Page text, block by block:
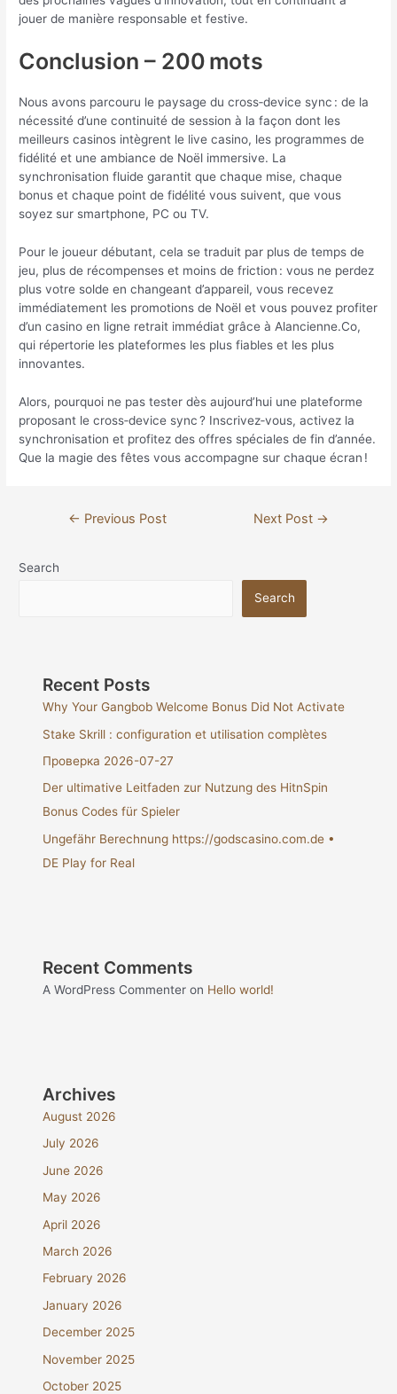
jouer de manière responsable et festive.
Conclusion – 200 mots
Nous avons parcouru le paysage du cross‑device sync : de la
nécessité d’une continuité de session à la façon dont les
meilleurs casinos intègrent le live casino, les programmes de
fidélité et une ambiance de Noël immersive. La
synchronisation fluide garantit que chaque mise, chaque
bonus et chaque point de fidélité vous suivent, que vous
soyez sur smartphone, PC ou TV.
Pour le joueur débutant, cela se traduit par plus de temps de
jeu, plus de récompenses et moins de friction : vous ne perdez
plus votre solde en changeant d’appareil, vous recevez
immédiatement les promotions de Noël et vous pouvez profiter
d’un casino en ligne retrait immédiat grâce à Alancienne.Co,
qui répertorie les plateformes les plus fiables et les plus
innovantes.
Alors, pourquoi ne pas tester dès aujourd’hui une plateforme
proposant le cross‑device sync ? Inscrivez‑vous, activez la
synchronisation et profitez des offres spéciales de fin d’année.
Que la magie des fêtes vous accompagne sur chaque écran !
← Previous Post Next Post →
Search
Search
Recent Posts
Why Your Gangbob Welcome Bonus Did Not Activate
Stake Skrill : configuration et utilisation complètes
Проверка 2026-07-27
Der ultimative Leitfaden zur Nutzung des HitnSpin
Bonus Codes für Spieler
Ungefähr Berechnung https://godscasino.com.de •
DE Play for Real
Recent Comments
A WordPress Commenter on Hello world!
Archives
August 2026
July 2026
June 2026
May 2026
April 2026
March 2026
February 2026
January 2026
December 2025
November 2025
October 2025